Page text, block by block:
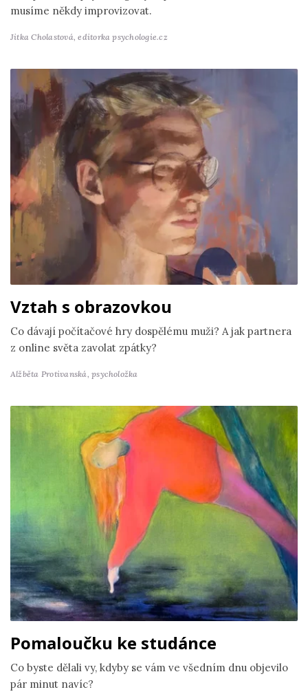
musíme někdy improvizovat.
Jitka Cholastová,editorka psychologie.cz
Vztah s obrazovkou
Co dávají počítačové hry dospělému muži? A jak partnera
z online světa zavolat zpátky?
Alžběta Protivanská,psycholožka
Pomaloučku ke studánce
Co byste dělali vy, kdyby se vám ve všedním dnu objevilo
pár minut navíc?